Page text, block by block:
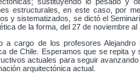
estructurales, en este caso, por
y sistematizados, se dictó el
de la forma, del 27 de noviembre
a cargo de los profesores
de Chile. Esperamos que se repita
actuales para seguir
arquitectónica actual.